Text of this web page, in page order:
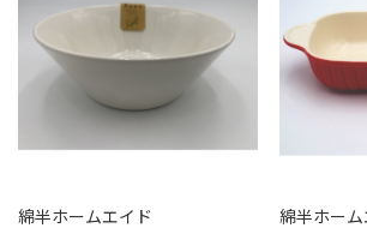
綿半ホームエイド
綿半ホーム